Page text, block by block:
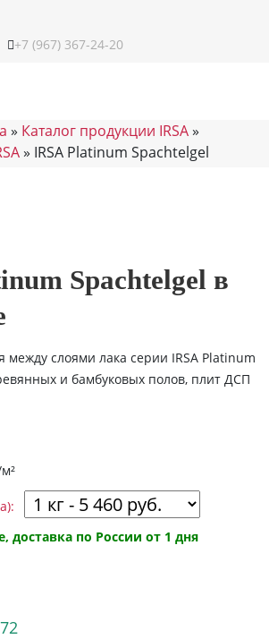
+7 (967) 367-24-20
» Каталог продукции IRSA»
» IRSA Platinum Spachtelgel
Spachtelgel в
между слоями лака серии IRSA Platinum
и бамбуковых полов, плит ДСП
доставка по России от 1 дня